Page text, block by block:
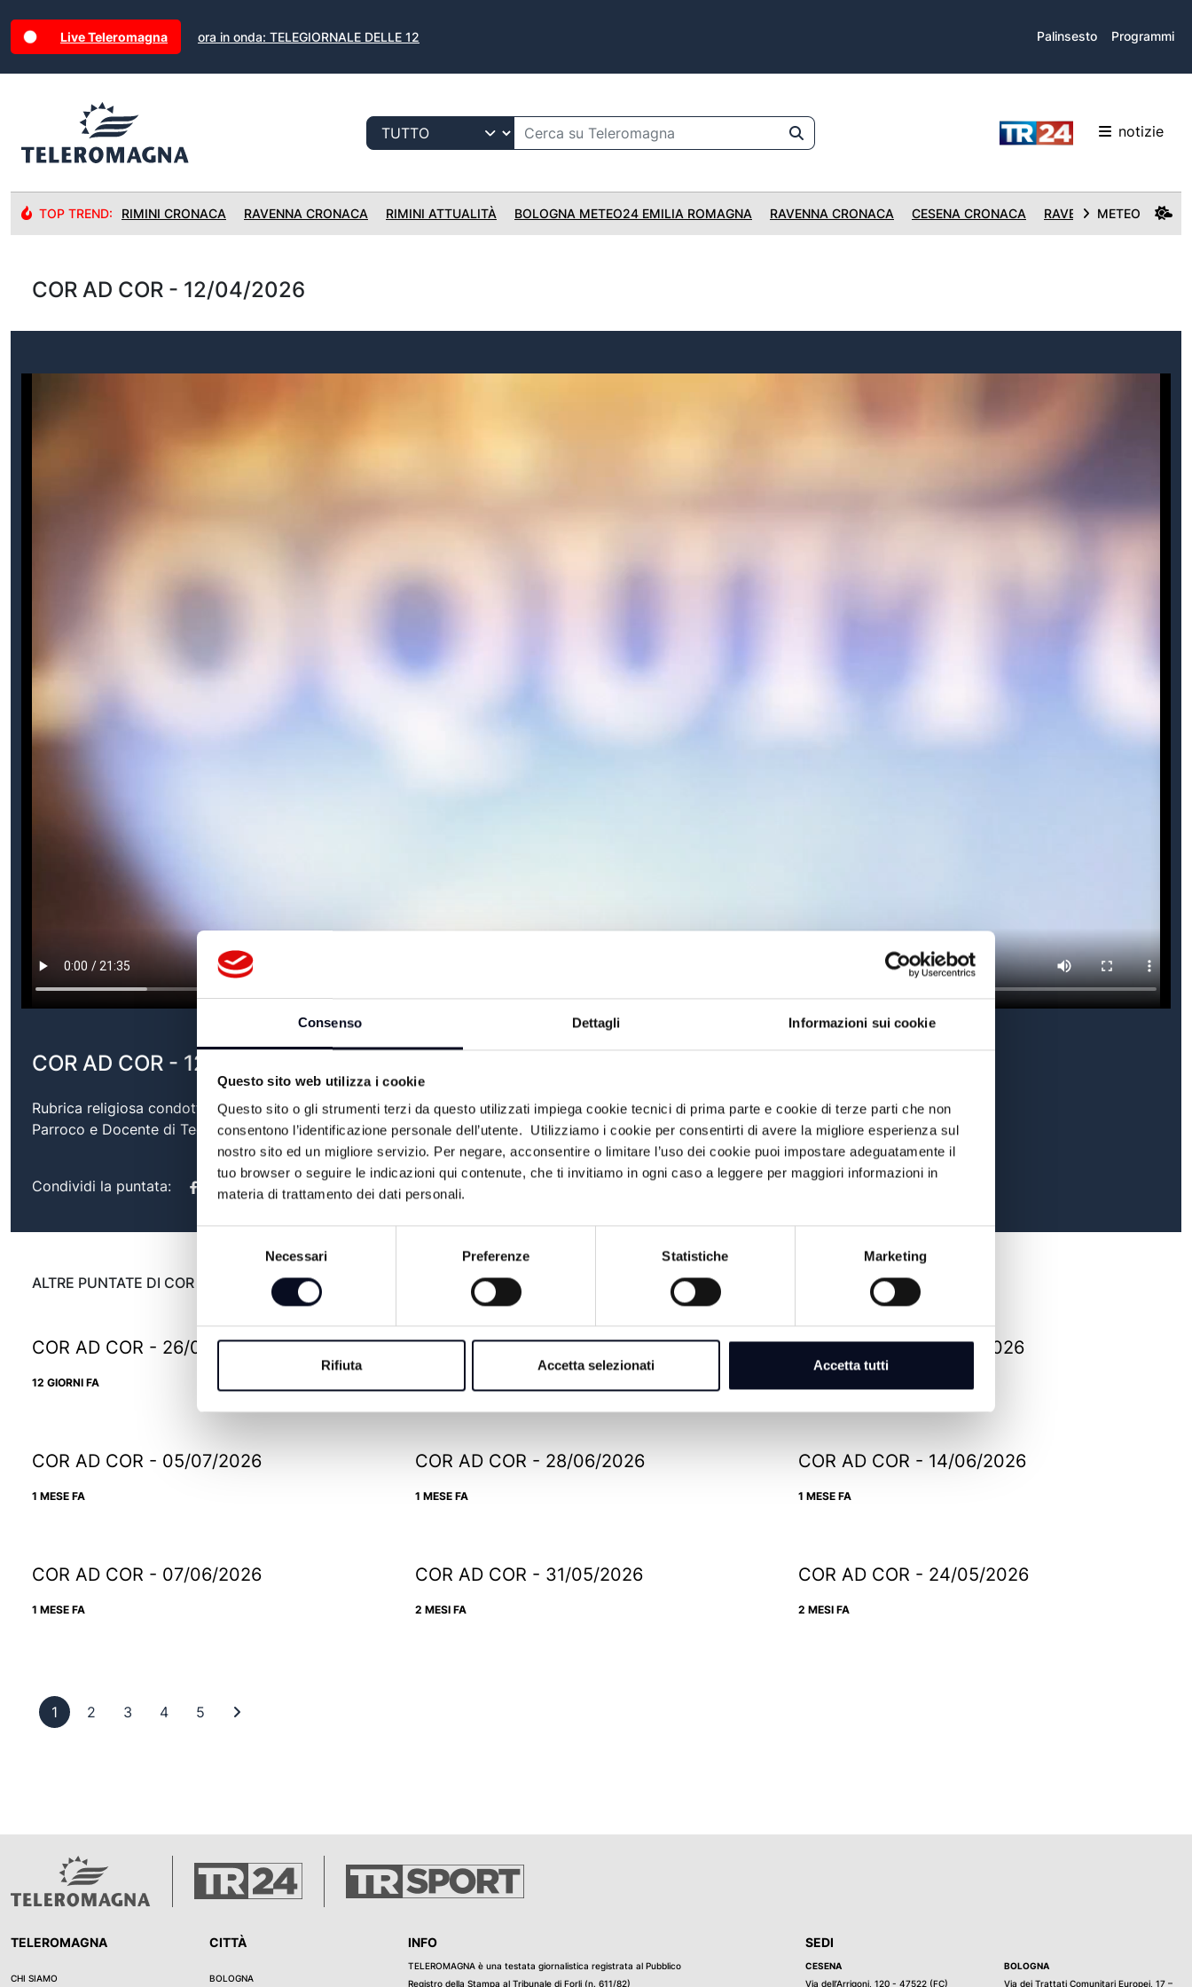
Consenso Dettagli Informazioni sui cookie
Questo sito web utilizza i cookie
Questo sito o gli strumenti terzi da questo utilizzati impiega cookie tecnici di prima parte e cookie di terze parti che non
consentono l’identificazione personale dell’utente. Utilizziamo i cookie per consentirti di avere la migliore esperienza sul
nostro sito ed un migliore servizio. Per negare, acconsentire o limitare l’uso dei cookie puoi impostare adeguatamente il
tuo browser o seguire le indicazioni qui contenute, che ti invitiamo in ogni caso a leggere per maggiori informazioni in
materia di trattamento dei dati personali.
Selezione
Necessari Preferenze Statistiche Marketing
Rifiuta Accetta selezionati Accetta tutti
Live Teleromagna ora in onda: TELEGIORNALE DELLE 12 Palinsesto Programmi
notizie
TOP TREND: RIMINI CRONACA RAVENNA CRONACA RIMINI ATTUALITÀ BOLOGNA METEO24 EMILIA ROMAGNA RAVENNA CRONACA CESENA CRONACA RAVENNA CRONACA
METEO
COR AD COR - 12/04/2026
COR AD COR - 12/04/2026
Rubrica religiosa condotta da Don Davide Brighi, Presbitero della Diocesi di Forlì-Bertinoro,
Parroco e Docente di Teologia.
Condividi la puntata:
ALTRE PUNTATE DI COR AD COR
COR AD COR - 26/07/2026
12 GIORNI FA
COR AD COR - 19/07/2026 COR AD COR - 12/07/2026
COR AD COR - 05/07/2026
1 MESE FA
COR AD COR - 28/06/2026
1 MESE FA
COR AD COR - 14/06/2026
1 MESE FA
COR AD COR - 07/06/2026
1 MESE FA
COR AD COR - 31/05/2026
2 MESI FA
COR AD COR - 24/05/2026
2 MESI FA
1 Pagina 1
2 Pagina 2
3 Pagina 3
4Pagina 4
5 Pagina 5
TELEROMAGNA
CHI SIAMO
CITTÀ
BOLOGNA
INFO
TELEROMAGNA è una testata giornalistica registrata al Pubblico
Registro della Stampa al Tribunale di Forli (n. 611/82)
SEDI
CESENA
Via dell’Arrigoni, 120 - 47522 (FC)
BOLOGNA
Via dei Trattati Comunitari Europei, 17 –